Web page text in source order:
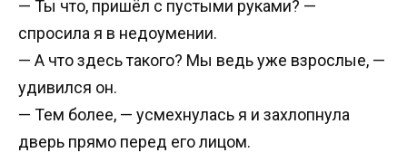
— Ты что, пришёл с пустыми руками? —
спросила я в недоумении.
— А что здесь такого? Мы ведь уже взрослые, —
удивился он.
— Тем более, — усмехнулась я и захлопнула
дверь прямо перед его лицом.